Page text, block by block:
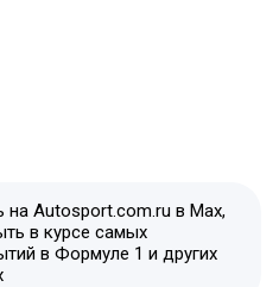
на Autosport.com.ru в Max,
в курсе самых
в Формуле 1 и других